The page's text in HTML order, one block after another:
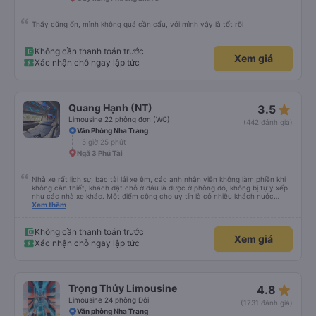
Thấy cũng ổn, mình không quá cần cẩu, với mình vậy là tốt rồi
Không cần thanh toán trước
Xác nhận chỗ ngay lập tức
Xem giá
Quang Hạnh (NT)
Limousine 22 phòng đơn (WC)
3.5 star_rate
(442 đánh giá)
Văn Phòng Nha Trang
5 giờ 25 phút
Ngã 3 Phú Tài
Nhà xe rất lịch sự, bác tài lái xe êm, các anh nhân viên không làm phiền khi
không cần thiết, khách đặt chỗ ở đâu là được ở phòng đó, không bị tự ý xếp
như các nhà xe khác. Một điểm cộng cho uy tín là có nhiều khách nước
Xem thêm
Không cần thanh toán trước
Xác nhận chỗ ngay lập tức
Xem giá
Trọng Thủy Limousine
Limousine 24 phòng Đôi
4.8 star_rate
(1731 đánh giá)
Văn phòng Nha Trang